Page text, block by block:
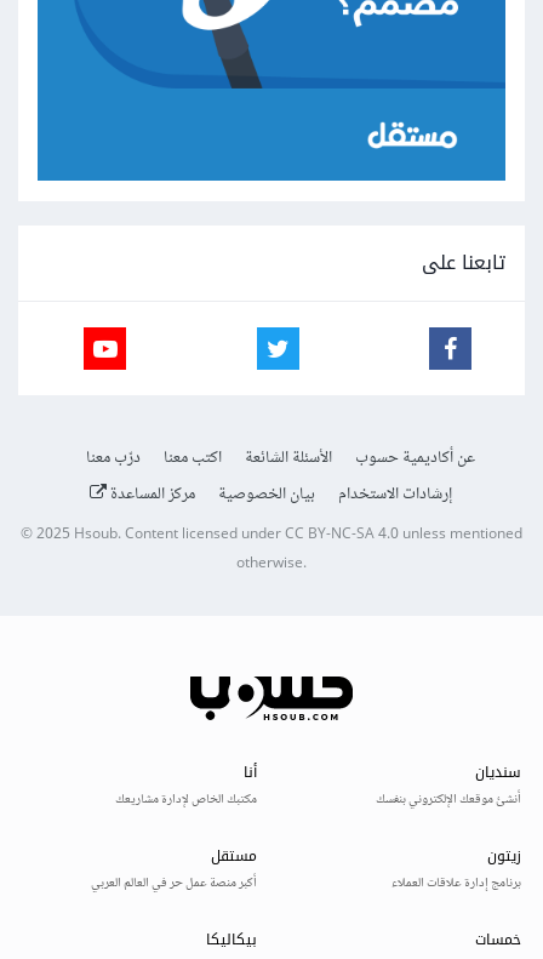
تابعنا على
عن أكاديمية حسوب الأسئلة الشائعة اكتب معنا
درّب معنا
إرشادات الاستخدام
بيان الخصوصية مركز المساعدة
© 2025Hsoub.Content licensed underCC BY-NC-SA 4.0unless mentioned
otherwise.